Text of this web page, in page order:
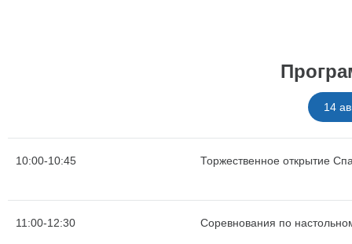
14
10:00-10:45 Торжественное открытие
11:00-12:30 Соревнования по